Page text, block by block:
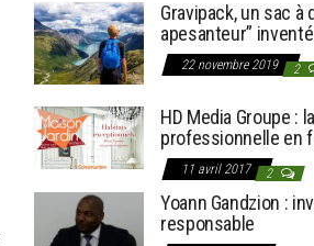
Gravipack, un sac à
apesanteur”
22 novembre 2019 2
HD Media Groupe :
professionnelle en
11 avril 2017 2
Yoann Gandzion :
responsable